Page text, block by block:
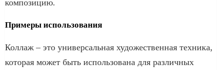
композицию.
Примеры использования
Коллаж – это универсальная художественная техника,
которая может быть использована для различных